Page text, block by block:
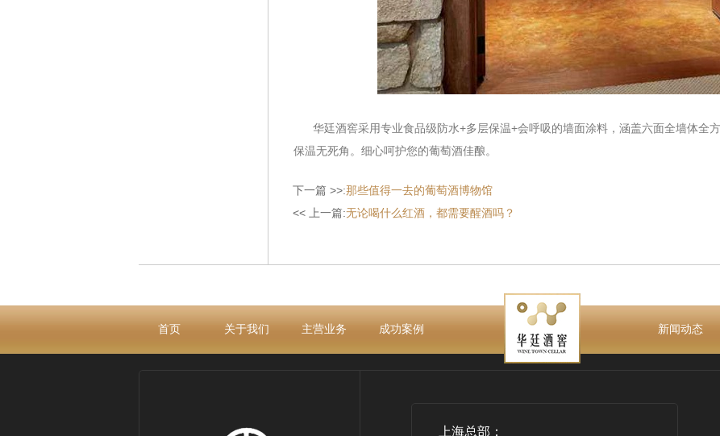
华廷酒窖采用专业食品级防水+多层保温+会呼吸的墙面涂料，涵盖六面全墙体全
保温无死角。细心呵护您的葡萄酒佳酿。
下一篇 >>:那些值得一去的葡萄酒博物馆
<< 上一篇:无论喝什么红酒，都需要醒酒吗？
首页 关于我们 主营业务 成功案例 新闻动态
上海总部：